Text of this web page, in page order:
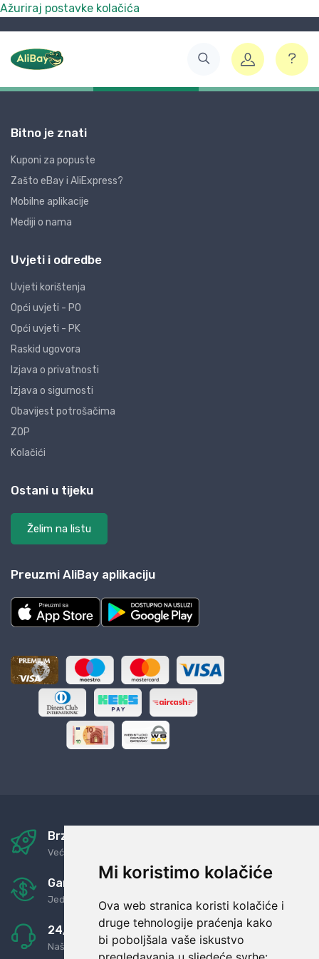
Mi koristimo kolačiće
Ova web stranica koristi kolačiće i
druge tehnologije praćenja kako
bi poboljšala vaše iskustvo
Ažuriraj postavke kolačića
Bitno je znati
Kuponi za popuste
Zašto eBay i AliExpress?
Mobilne aplikacije
Mediji o nama
Uvjeti i odredbe
Uvjeti korištenja
Opći uvjeti - PO
Opći uvjeti - PK
Raskid ugovora
Izjava o privatnosti
Izjava o sigurnosti
Obavijest potrošačima
ZOP
Kolačići
Ostani u tijeku
Želim na listu
Preuzmi AliBay aplikaciju
Brza i sigurna dostava
Već za nekoliko dana kod vas
Garancija u povrat novaca
Jednostavno pravilo: Roba za novac
24/7 odlična podrška
Naši agenti uvijek na raspolaganju